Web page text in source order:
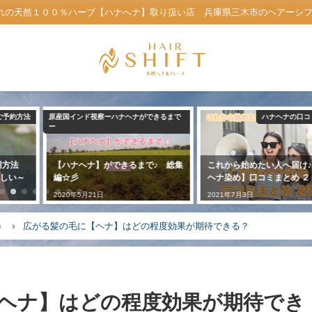
の天然１００％ハーブ【ハナへナ】取り扱い店 兵庫県三木市のヘアーシ
予約方法
方法
い～
原産国インド視察ーハナヘナができるまで
ー
【ハナヘナ】ができるまで♪ 総集
編☆彡
2020年5月21日
ハナヘナの口
これから始めたい人へ届け
ヘナ染め】口コミまとめ ２
2021年7月3日
広がる髪の毛に【ヘナ】はどの程度効果が期待できる？
ナ】はどの程度効果が期待でき